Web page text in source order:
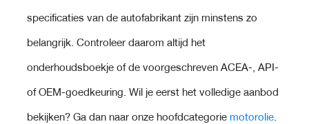
specificaties van de autofabrikant zijn minstens zo
belangrijk. Controleer daarom altijd het
onderhoudsboekje of de voorgeschreven ACEA-, API-
of OEM-goedkeuring. Wil je eerst het volledige aanbod
bekijken? Ga dan naar onze hoofdcategorie motorolie.